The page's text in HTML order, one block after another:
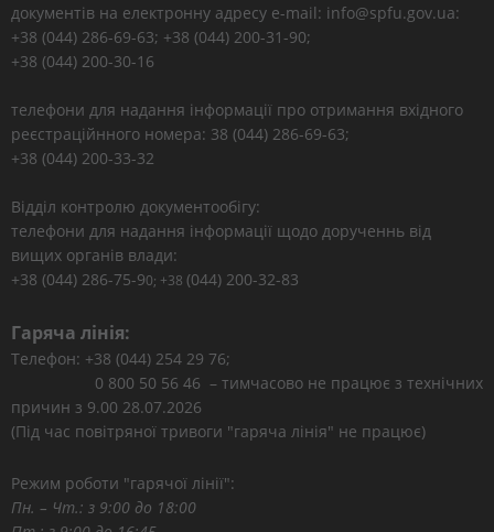
документів на електронну адресу e-mail: info@spfu.gov.ua:
+38 (044) 286-69-63; +38 (044) 200-31-90;
+38 (044) 200-30-16
телефони для надання інформації про отримання вхідного
реєстраційнного номера: 38 (044) 286-69-63;
+38 (044) 200-33-32
Відділ контролю документообігу:
телефони для надання інформації щодо дорученнь від
вищих органів влади:
+38 (044) 286-75-90; +38 (044) 200-32-83
Гаряча лінія:
Телефон: +38 (044) 254 29 76;
0 800 50 56 46 – тимчасово не працює з технічних
причин з 9.00 28.07.2026
(Під час повітряної тривоги "гаряча лінія" не працює)
Режим роботи "гарячої лінії":
Пн. – Чт.: з 9:00 до 18:00